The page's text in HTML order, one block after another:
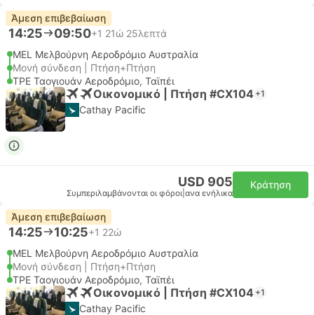
Άμεση επιβεβαίωση
14:25 09:50+1 21ώ 25λεπτά
MEL Μελβούρνη Αεροδρόμιο Αυστραλία
Μονή σύνδεση | Πτήση+Πτήση
TPE Ταογιουάν Αεροδρόμιο, Ταϊπέι
Οικονομικό | Πτήση #CX104 +1
Cathay Pacific
USD 905
Συμπεριλαμβάνονται οι φόροι ανα ενήλικα
Κράτηση
Άμεση επιβεβαίωση
14:25 10:25+1 22ώ
MEL Μελβούρνη Αεροδρόμιο Αυστραλία
Μονή σύνδεση | Πτήση+Πτήση
TPE Ταογιουάν Αεροδρόμιο, Ταϊπέι
Οικονομικό | Πτήση #CX104 +1
Cathay Pacific